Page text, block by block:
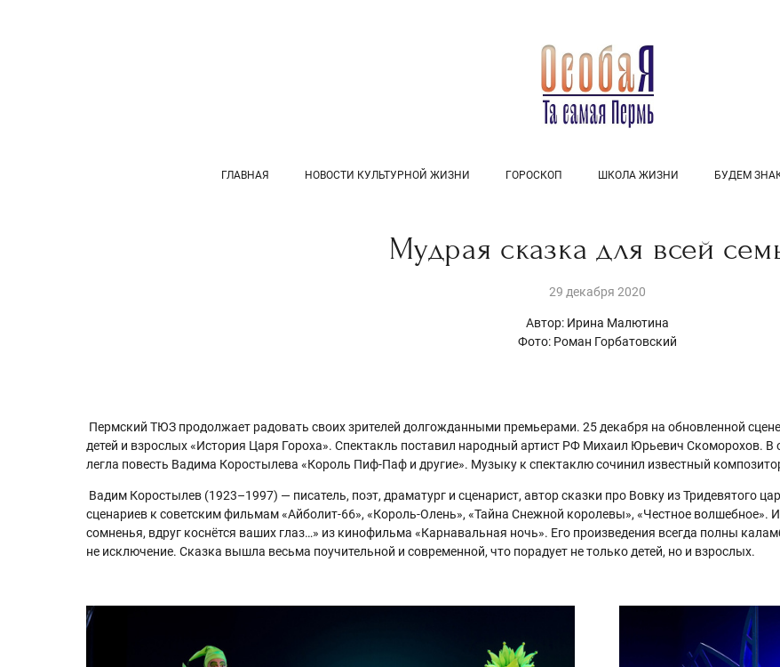
ГЛАВНАЯ НОВОСТИ КУЛЬТУРНОЙ ЖИЗНИ ГОРОСКОП ШКОЛА ЖИЗНИ БУДЕМ
Мудрая сказка для всей
29 декабря 2020
Автор: Ирина Малютина
Фото: Роман Горбатовский
Пермский ТЮЗ продолжает радовать своих зрителей долгожданными премьерами. 25 декабря на обновленной
детей и взрослых «История Царя Гороха». Спектакль поставил народный артист РФ Михаил Юрьевич Скоморохов. В
легла повесть Вадима Коростылева «Король Пиф-Паф и другие». Музыку к спектаклю сочинил известный
Вадим Коростылев (1923–1997) — писатель, поэт, драматург и сценарист, автор сказки про Вовку из Тридевятого
сценариев к советским фильмам «Айболит-66», «Король-Олень», «Тайна Снежной королевы», «Честное волшебное».
сомненья, вдруг коснётся ваших глаз…» из кинофильма «Карнавальная ночь». Его произведения всегда полны
не исключение. Сказка вышла весьма поучительной и современной, что порадует не только детей, но и взрослых.